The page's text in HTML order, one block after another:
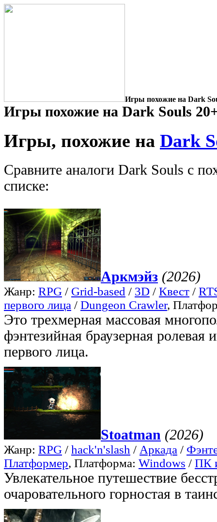
Игры похожие на Dark
Игры похожие на Dark Souls
Игры, похожие на Dark
Сравните аналоги Dark Souls с
списке:
Аркмэйз (2026)
Жанр: RPG / Grid-based / 3D / Квест /
первого лица / Dungeon Crawler,
Это трехмерная массовая
фэнтезийная браузерная ролевая
первого лица.
Stoatman (2026)
Жанр: RPG / hack'n'slash / Аркада /
Платформер, Платформа: Windows / ПК
Увлекательное путешествие
очаровательного горностая в